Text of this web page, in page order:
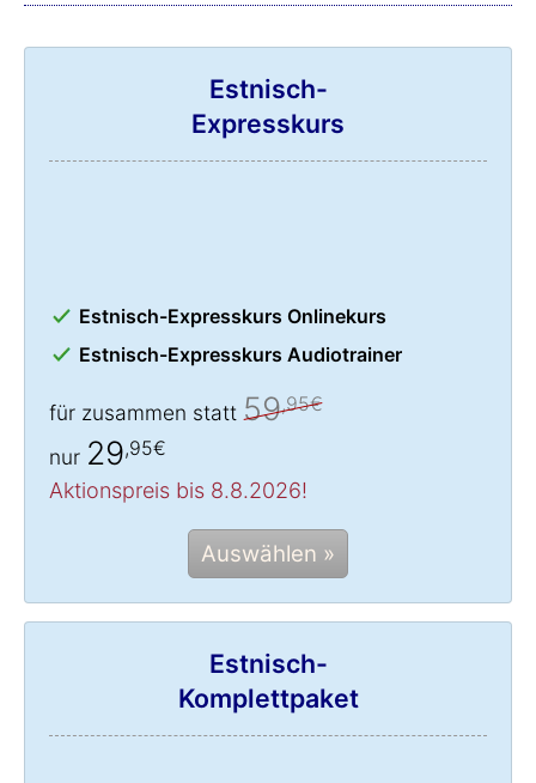
Estnisch-
Expresskurs
Estnisch-Expresskurs Onlinekurs
Estnisch-Expresskurs Audiotrainer
für zusammen statt 59,95€
nur 29,95€
Aktionspreis bis 8.8.2026!
Auswählen »
Estnisch-
Komplettpaket